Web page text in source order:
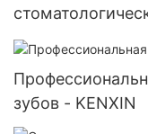
цене - KENXIN
зубов - KENXIN